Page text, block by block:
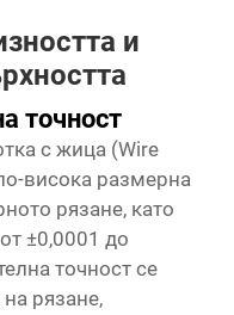
и
точност
с жица (Wire
висока размерна
рязане, като
±0,0001 до
точност се
рязане,